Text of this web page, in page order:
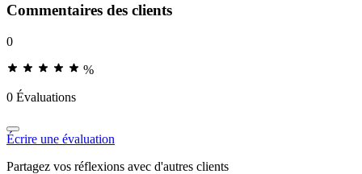
Commentaires des clients
0
%
0 Évaluations
Écrire une évaluation
Partagez vos réflexions avec d'autres clients